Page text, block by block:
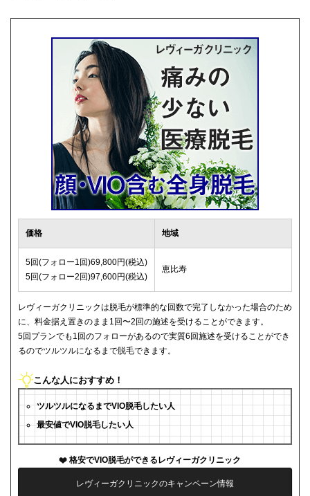
価格 地域
5回(フォロー1回)69,800円(税込)
5回(フォロー2回)97,600円(税込)
恵比寿
レヴィーガクリニックは脱毛が標準的な回数で完了しなかった場合のため
に、料金据え置きのまま1回〜2回の施述を受けることができます。
5回プランでも1回のフォローがあるので実質6回施述を受けることができ
るのでツルツルになるまで脱毛できます。
こんな人におすすめ！
ツルツルになるまでVIO脱毛したい人
最安値でVIO脱毛したい人
格安でVIO脱毛ができるレヴィーガクリニック
レヴィーガクリニックのキャンペーン情報